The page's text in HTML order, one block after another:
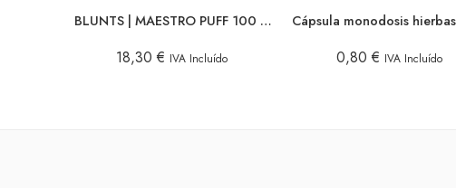
BLUNTS | MAESTRO PUFF 100 UDS
18,30 € IVA Incluído 0,80 € IVA Incluído